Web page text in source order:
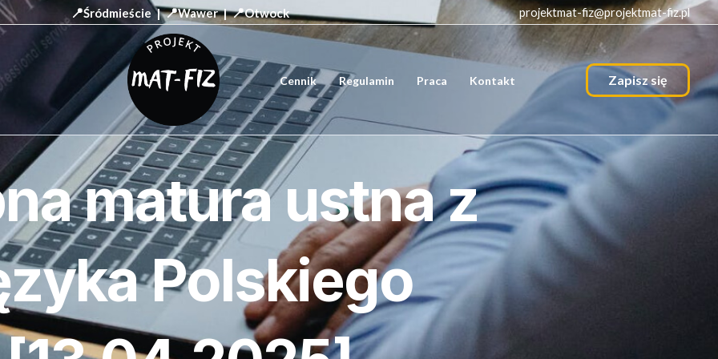
📍Śródmieście |📍Wawer |📍Otwock projektmat-fiz@projektmat-fiz.pl
Cennik Regulamin Praca Kontakt Zapisz się
matura ustna z
Polskiego